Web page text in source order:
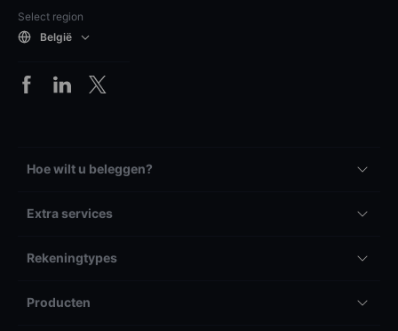
Select region
België
Hoe wilt u beleggen?
Extra services
Rekeningtypes
Producten